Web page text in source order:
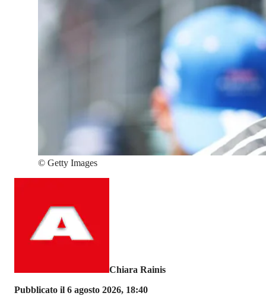
© Getty Images
Chiara Rainis
Pubblicato il 6 agosto 2026, 18:40